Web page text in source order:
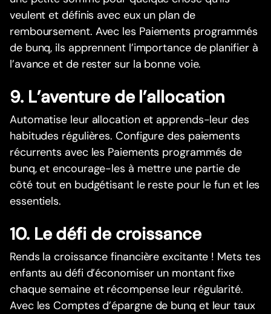
veulent et définis avec eux un plan de
remboursement. Avec les Paiements programmés
de bunq, ils apprennent l’importance de planifier à
l’avance et de rester sur la bonne voie.
9. L’aventure de l’allocation
Automatise leur allocation et apprends-leur des
habitudes régulières. Configure des paiements
récurrents avec les Paiements programmés de
bunq, et encourage-les à mettre une partie de
côté tout en budgétisant le reste pour le fun et les
essentiels.
10. Le défi de croissance
Rends la croissance financière excitante ! Mets tes
enfants au défi d’économiser un montant fixe
chaque semaine et récompense leur régularité.
Avec les Comptes d’épargne de bunq et leur taux